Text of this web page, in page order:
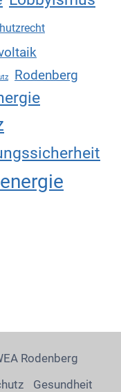
Rodenberg
Rodenberg
Gesundheit